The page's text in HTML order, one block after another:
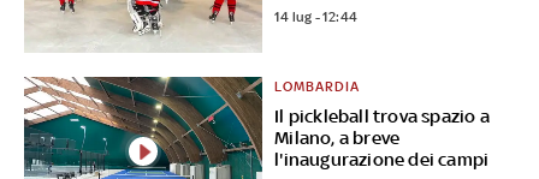
14 lug - 12:44
Il pickleball trova spazio a
Milano, a breve
l'inaugurazione dei campi
LOMBARDIA